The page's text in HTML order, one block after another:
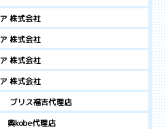
株式会社
株式会社
株式会社
株式会社
ブリス福吉代理店
奥kobe代理店